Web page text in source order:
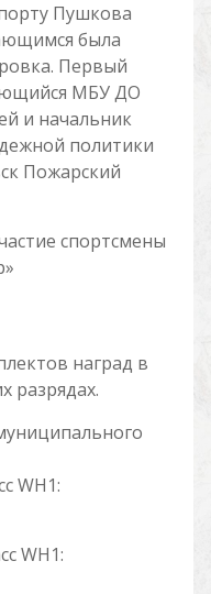
Пушкова
была
Первый
МБУ ДО
и начальник
политики
Пожарский
спортсмены
наград в
разрядах.
WH1:
WH1: